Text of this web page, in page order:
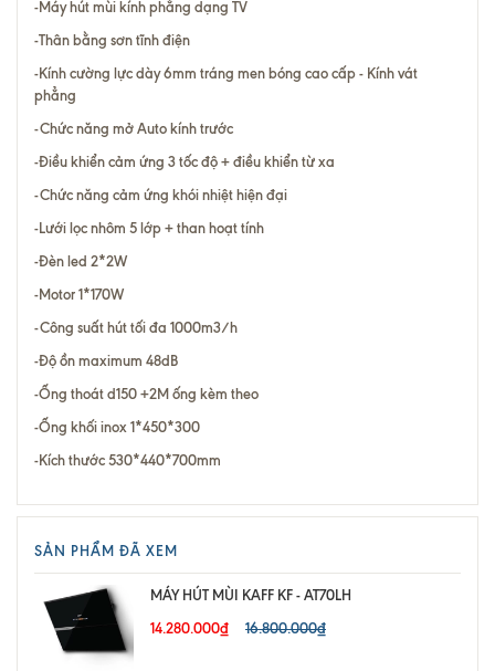
-Máy hút mùi kính phẳng dạng TV
-Thân bằng sơn tĩnh điện
-Kính cường lực dày 6mm tráng men bóng cao cấp - Kính vát
phẳng
-Chức năng mở Auto kính trước
-Điều khiển cảm ứng 3 tốc độ + điều khiển từ xa
-Chức năng cảm ứng khói nhiệt hiện đại
-Lưới lọc nhôm 5 lớp + than hoạt tính
-Đèn led 2*2W
-Motor 1*170W
-Công suất hút tối đa 1000m3/h
-Độ ồn maximum 48dB
-Ống thoát d150 +2M ống kèm theo
-Ống khối inox 1*450*300
-Kích thước 530*440*700mm
SẢN PHẨM ĐÃ XEM
MÁY HÚT MÙI KAFF KF - AT70LH
14.280.000₫
16.800.000₫